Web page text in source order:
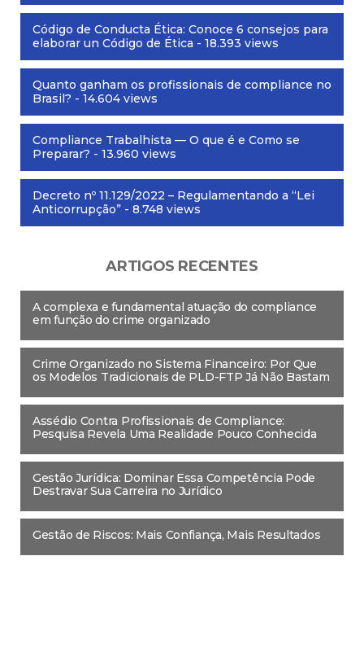
Código de Conducta Ética: Conoce 6 consejos para
elaborar un Código de Ética - 18.393 views
Quanto ganham os profissionais de compliance no
Brasil? - 14.604 views
Compliance Trabalhista — O que é e Como se
Preparar? - 13.960 views
Decreto nº 11.129/2022 – Regulamentando a “Lei
Anticorrupção” - 8.748 views
ARTIGOS RECENTES
A complexa e fundamental atuação do compliance
em função do crime organizado
Crime Organizado no Sistema Financeiro: Por Que
os Modelos Tradicionais de PLD-FTP Já Não Bastam
Assédio Contra Profissionais de Compliance:
Pesquisa Revela Uma Realidade Pouco Conhecida
Gestão Jurídica: Dominar Essa Competência Pode
Destravar Sua Carreira no Jurídico
Gestão de Riscos: Mais Confiança, Mais Resultados